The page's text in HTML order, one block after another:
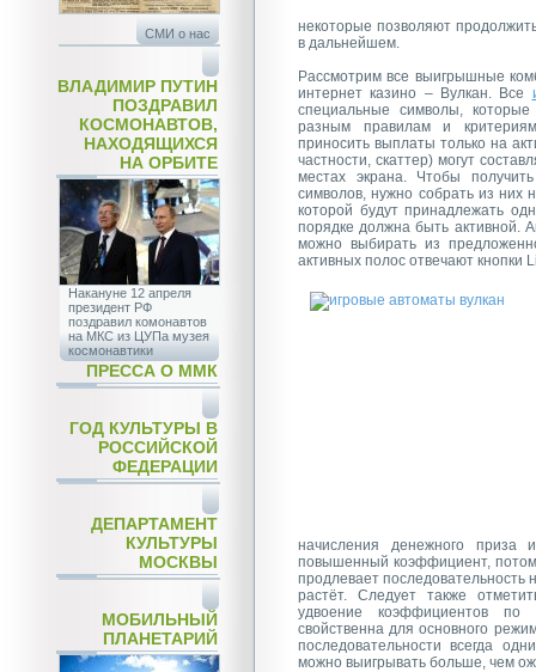
СМИ о нас
ВЛАДИМИР ПУТИН
ПОЗДРАВИЛ
КОСМОНАВТОВ,
НАХОДЯЩИХСЯ
НА ОРБИТЕ
Накануне 12 апреля
президент РФ
поздравил комонавтов
на МКС из ЦУПа музея
космонавтики
ПРЕССА О ММК
ГОД КУЛЬТУРЫ В
РОССИЙСКОЙ
ФЕДЕРАЦИИ
ДЕПАРТАМЕНТ
КУЛЬТУРЫ
МОСКВЫ
МОБИЛЬНЫЙ
ПЛАНЕТАРИЙ
некоторые позволяют
в дальнейшем.
Рассмотрим все выигрышные
интернет казино – Вулкан. Все
специальные символы, которые
разным правилам и
приносить выплаты только на
частности, скаттер) могут
местах экрана. Чтобы
символов, нужно собрать из них
которой будут принадлежать
порядке должна быть активной.
можно выбирать из
активных полос отвечают кнопки
начисления денежного приза
повышенный коэффициент,
продлевает
растёт. Следует также
удвоение коэффициентов по
свойственна для основного
последовательности всегда
можно выигрывать больше, чем